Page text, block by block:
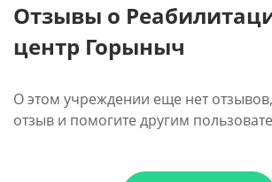
Отзывы о
центр Горыныч
О этом учреждении еще нет отзывов,
отзыв и помогите другим